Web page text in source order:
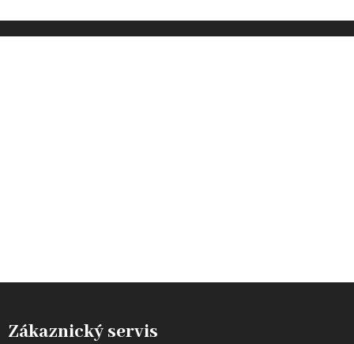
Zákaznický servis